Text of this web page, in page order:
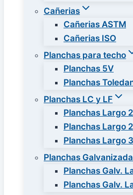
Cañerias
Cañerias ASTM
Cañerias ISO
Planchas para techo
Planchas 5V
Planchas
Planchas LC y LF
Planchas Largo
Planchas Largo
Planchas Largo
Planchas
Planchas Galv.
Planchas Galv.